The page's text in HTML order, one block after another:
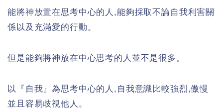
能將神放置在思考中心的人,能夠採取不論自我利害關
係以及充滿愛的行動。
但是能夠將神放在中心思考的人並不是很多。
以『自我』為思考中心的人,自我意識比較強烈,傲慢
並且容易歧視他人。